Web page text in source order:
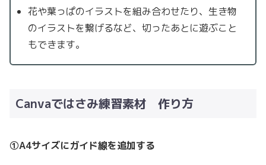
花や葉っぱのイラストを組み合わせたり、生き物
のイラストを繋げるなど、切ったあとに遊ぶこと
もできます。
Canvaではさみ練習素材 作り方
①A4サイズにガイド線を追加する